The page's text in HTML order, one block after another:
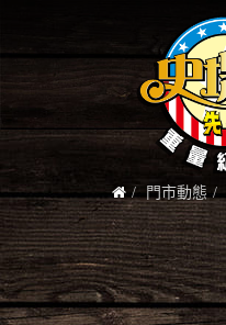
門市動態